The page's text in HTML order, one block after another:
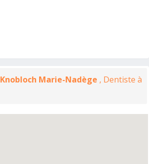
Knobloch Marie-Nadège , Dentiste à